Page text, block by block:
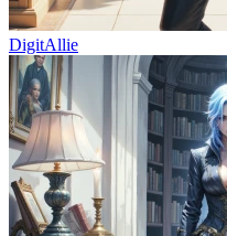
DigitAllie